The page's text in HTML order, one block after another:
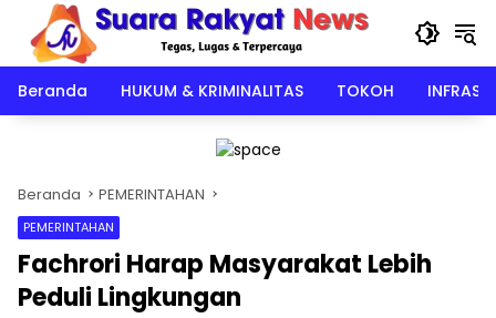
Langsung
konten
Beranda
HUKUM & KRIMINALITAS TOKOH
Beranda PEMERINTAHAN
PEMERINTAHAN
Fachrori Harap Masyarakat Lebih
Peduli Lingkungan